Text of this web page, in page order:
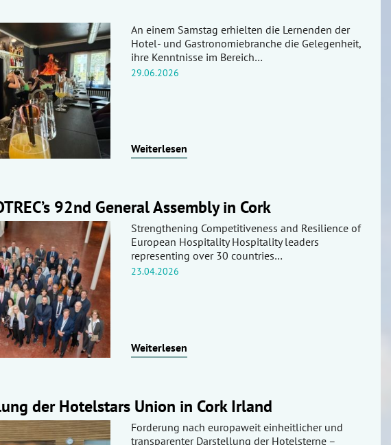
An einem Samstag erhielten die Lernenden der
Hotel- und Gastronomiebranche die Gelegenheit,
ihre Kenntnisse im Bereich…
29.06.2026
Weiterlesen
92nd General Assembly in Cork
Strengthening Competitiveness and Resilience of
European Hospitality Hospitality leaders
representing over 30 countries…
23.04.2026
Weiterlesen
der Hotelstars Union in Cork Irland
Forderung nach europaweit einheitlicher und
transparenter Darstellung der Hotelsterne –